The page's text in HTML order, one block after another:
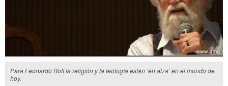
Para Leonardo Boff la religión y la teología están ‘en alza’ en el mundo de
hoy.